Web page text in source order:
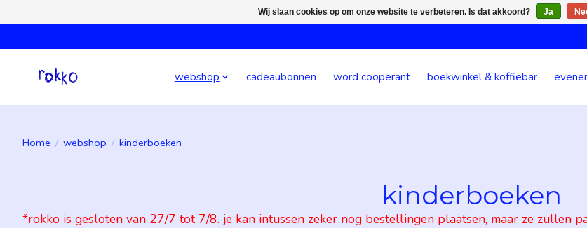
webshop cadeaubonnen word coöperant boekwinkel & koffiebar
Home / webshop / kinderboeken
kinderboeken
*rokko is gesloten van 27/7 tot 7/8. je kan intussen zeker nog bestellingen plaatsen, maar ze zullen
Wij slaan cookies op om onze website te verbeteren. Is dat akkoord? Ja